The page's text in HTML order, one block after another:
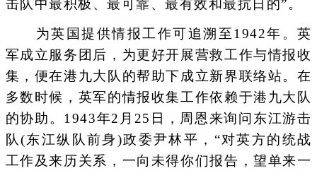
击队中最积极、最可靠、最有效和最抗日的”。
为英国提供情报工作可追溯至1942年。英
军成立服务团后，为更好开展营救工作与情报收
集，便在港九大队的帮助下成立新界联络站。在
多数时候，英军的情报收集工作依赖于港九大队
的协助。1943年2月25日，周恩来询问东江游击
队(东江纵队前身)政委尹林平，“对英方的统战
工作及来历关系，一向未得你们报告，望单来一